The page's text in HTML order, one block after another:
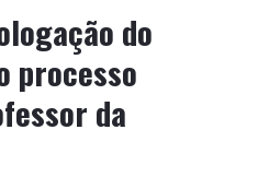
do
processo
da